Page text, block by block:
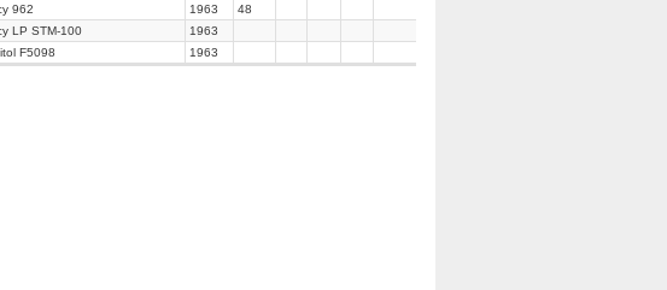
962 1963
48
LP STM-100
1963
F5098 1963